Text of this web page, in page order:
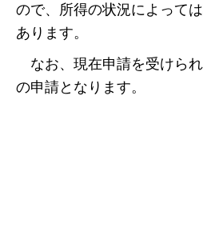
ので、所得の状況によって
あります。
なお、現在申請を受けら
の申請となります。